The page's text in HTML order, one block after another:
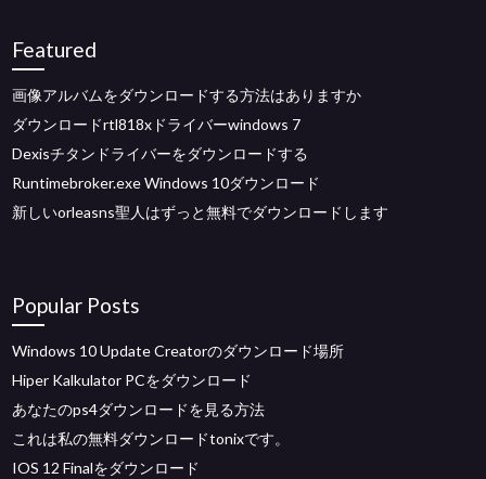
Featured
画像アルバムをダウンロードする方法はありますか
ダウンロードrtl818xドライバーwindows 7
Dexisチタンドライバーをダウンロードする
Runtimebroker.exe Windows 10ダウンロード
新しいorleasns聖人​​はずっと無料でダウンロードします
Popular Posts
Windows 10 Update Creatorのダウンロード場所
Hiper Kalkulator PCをダウンロード
あなたのps4ダウンロードを見る方法
これは私の無料ダウンロードtonixです。
IOS 12 Finalをダウンロード